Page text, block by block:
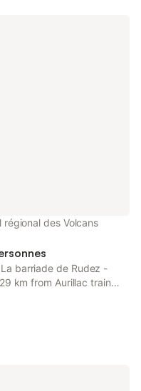
des Volcans
barriade de Rudez -
km from Aurillac train
Stadium. This property
parking.